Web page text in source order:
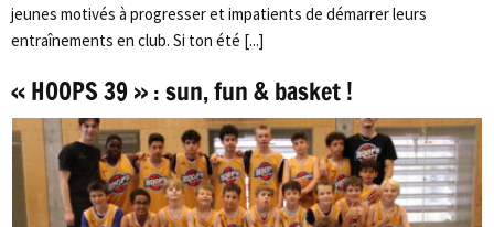
jeunes motivés à progresser et impatients de démarrer leurs
entraînements en club. Si ton été [...]
« HOOPS 39 » : sun, fun & basket !